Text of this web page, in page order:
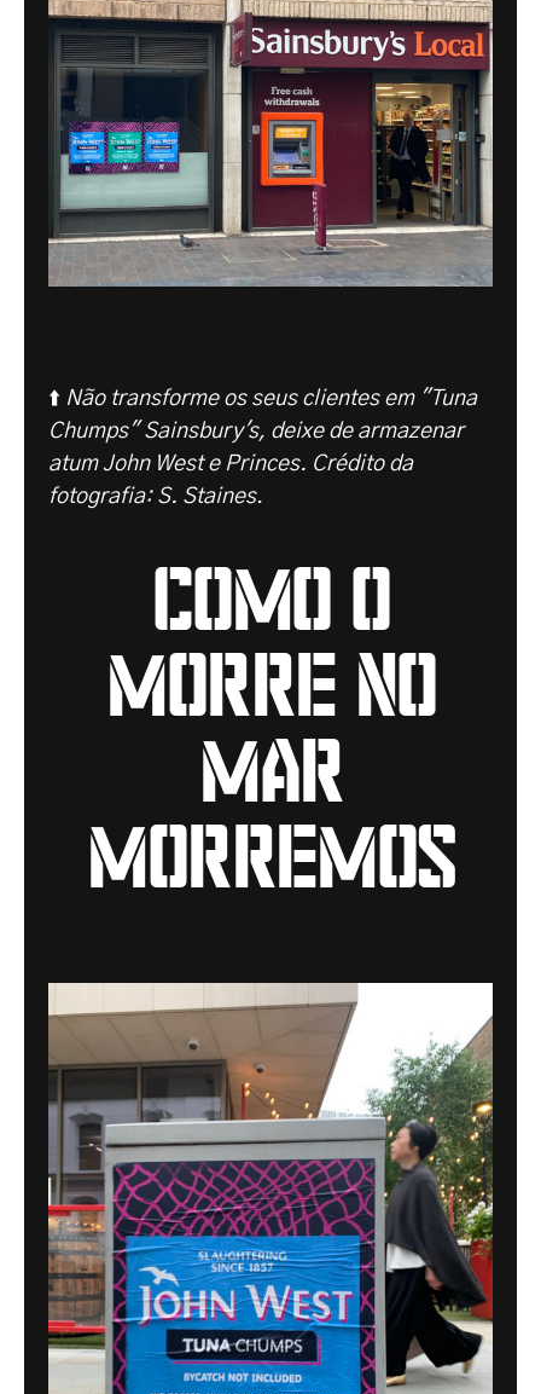
⬆️ Não transforme os seus clientes em "Tuna
Chumps" Sainsbury's, deixe de armazenar
atum John West e Princes. Crédito da
fotografia: S. Staines.
como o
morre no
mar
morremos